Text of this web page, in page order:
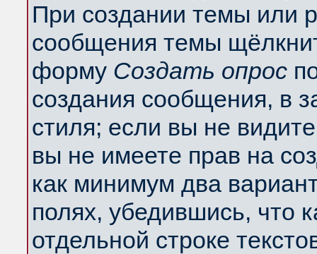
При создании темы или
сообщения темы
форму Создать опрос
создания сообщения, в
стиля; если вы не
вы не имеете прав на
как минимум два
полях, убедившись, что
отдельной строке